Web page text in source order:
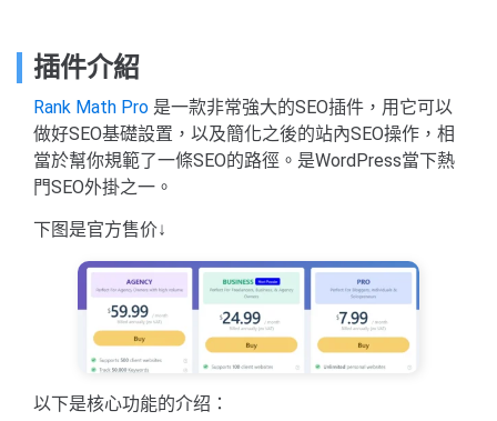
插件介紹
Rank Math Pro 是一款非常強大的SEO插件，用它可以
做好SEO基礎設置，以及簡化之後的站內SEO操作，相
當於幫你規範了一條SEO的路徑。是WordPress當下熱
門SEO外掛之一。
下图是官方售价↓
以下是核心功能的介绍：